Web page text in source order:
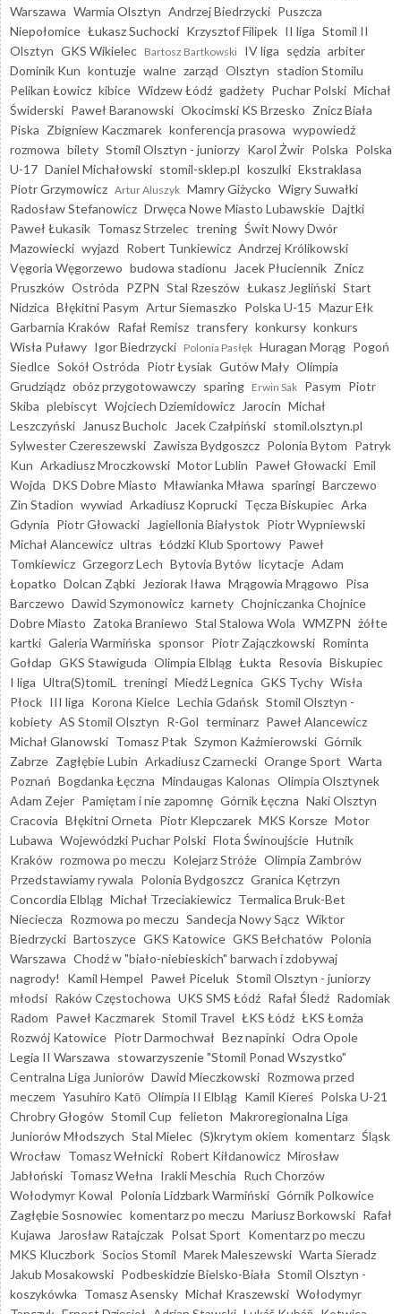
Warszawa Warmia Olsztyn Andrzej Biedrzycki Puszcza
Niepołomice Łukasz Suchocki Krzysztof Filipek II liga Stomil II
Olsztyn GKS Wikielec Bartosz Bartkowski IV liga sędzia arbiter
Dominik Kun kontuzje walne zarząd Olsztyn stadion Stomilu
Pelikan Łowicz kibice Widzew Łódź gadżety Puchar Polski Michał
Świderski Paweł Baranowski Okocimski KS Brzesko Znicz Biała
Piska Zbigniew Kaczmarek konferencja prasowa wypowiedź
rozmowa bilety Stomil Olsztyn - juniorzy Karol Żwir Polska Polska
U-17 Daniel Michałowski stomil-sklep.pl koszulki Ekstraklasa
Piotr Grzymowicz Artur Aluszyk Mamry Giżycko Wigry Suwałki
Radosław Stefanowicz Drwęca Nowe Miasto Lubawskie Dajtki
Paweł Łukasik Tomasz Strzelec trening Świt Nowy Dwór
Mazowiecki wyjazd Robert Tunkiewicz Andrzej Królikowski
Vęgoria Węgorzewo budowa stadionu Jacek Płuciennik Znicz
Pruszków Ostróda PZPN Stal Rzeszów Łukasz Jegliński Start
Nidzica Błękitni Pasym Artur Siemaszko Polska U-15 Mazur Ełk
Garbarnia Kraków Rafał Remisz transfery konkursy konkurs
Wisła Puławy Igor Biedrzycki Polonia Pasłęk Huragan Morąg Pogoń
Siedlce Sokół Ostróda Piotr Łysiak Gutów Mały Olimpia
Grudziądz obóz przygotowawczy sparing Erwin Sak Pasym Piotr
Skiba plebiscyt Wojciech Dziemidowicz Jarocin Michał
Leszczyński
Janusz Bucholc Jacek Czałpiński stomil.olsztyn.pl
Sylwester Czereszewski Zawisza Bydgoszcz Polonia Bytom Patryk
Kun Arkadiusz Mroczkowski Motor Lublin Paweł Głowacki Emil
Wojda DKS Dobre Miasto Mławianka Mława sparingi Barczewo
Zin Stadion wywiad Arkadiusz Koprucki Tęcza Biskupiec Arka
Gdynia Piotr Głowacki Jagiellonia Białystok Piotr Wypniewski
Michał Alancewicz ultras Łódzki Klub Sportowy Paweł
Tomkiewicz Grzegorz Lech Bytovia Bytów licytacje Adam
Łopatko Dolcan Ząbki Jeziorak Iława Mrągowia Mrągowo Pisa
Barczewo Dawid Szymonowicz karnety Chojniczanka Chojnice
Dobre Miasto Zatoka Braniewo Stal Stalowa Wola WMZPN żółte
kartki Galeria Warmińska sponsor Piotr Zajączkowski Rominta
Gołdap GKS Stawiguda Olimpia Elbląg Łukta Resovia Biskupiec
I liga Ultra(S)tomiL treningi Miedź Legnica GKS Tychy Wisła
Płock III liga Korona Kielce Lechia Gdańsk Stomil Olsztyn -
kobiety AS Stomil Olsztyn R-Gol terminarz Paweł Alancewicz
Michał Glanowski Tomasz Ptak Szymon Kaźmierowski Górnik
Zabrze Zagłębie Lubin Arkadiusz Czarnecki Orange Sport Warta
Poznań Bogdanka Łęczna Mindaugas Kalonas Olimpia Olsztynek
Adam Zejer Pamiętam i nie zapomnę Górnik Łęczna Naki Olsztyn
Cracovia Błękitni Orneta Piotr Klepczarek MKS Korsze Motor
Lubawa Wojewódzki Puchar Polski Flota Świnoujście Hutnik
Kraków rozmowa po meczu Kolejarz Stróże Olimpia Zambrów
Przedstawiamy rywala Polonia Bydgoszcz Granica Kętrzyn
Concordia Elbląg Michał Trzeciakiewicz Termalica Bruk-Bet
Nieciecza Rozmowa po meczu Sandecja Nowy Sącz Wiktor
Biedrzycki Bartoszyce GKS Katowice GKS Bełchatów Polonia
Warszawa Chodź w "biało-niebieskich" barwach i zdobywaj
nagrody!
Kamil Hempel Paweł Piceluk Stomil Olsztyn - juniorzy
młodsi Raków Częstochowa UKS SMS Łódź Rafał Śledź Radomiak
Radom Paweł Kaczmarek Stomil Travel ŁKS Łódź ŁKS Łomża
Rozwój Katowice Piotr Darmochwał Bez napinki Odra Opole
Legia II Warszawa stowarzyszenie "Stomil Ponad Wszystko"
Centralna Liga Juniorów Dawid Mieczkowski Rozmowa przed
meczem Yasuhiro Katō Olimpia II Elbląg Kamil Kiereś Polska U-21
Chrobry Głogów Stomil Cup felieton Makroregionalna Liga
Juniorów Młodszych Stal Mielec (S)krytym okiem komentarz Śląsk
Wrocław Tomasz Wełnicki Robert Kiłdanowicz Mirosław
Jabłoński Tomasz Wełna Irakli Meschia Ruch Chorzów
Wołodymyr Kowal Polonia Lidzbark Warmiński Górnik Polkowice
Zagłębie Sosnowiec komentarz po meczu Mariusz Borkowski Rafał
Kujawa
Jarosław Ratajczak Polsat Sport Komentarz po meczu
MKS Kluczbork Socios Stomil Marek Maleszewski Warta Sieradz
Jakub Mosakowski Podbeskidzie Bielsko-Biała Stomil Olsztyn -
koszykówka Tomasz Asensky Michał Kraszewski Wołodymyr